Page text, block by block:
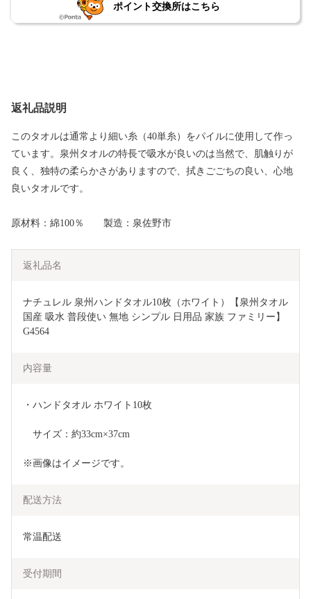
ポイント交換所はこちら
返礼品説明
このタオルは通常より細い糸（40単糸）をパイルに使用して作っ
ています。泉州タオルの特長で吸水が良いのは当然で、肌触りが
良く、独特の柔らかさがありますので、拭きごごちの良い、心地
良いタオルです。
原材料：綿100％ 製造：泉佐野市
返礼品名
ナチュレル 泉州ハンドタオル10枚（ホワイト）【泉州タオル
国産 吸水 普段使い 無地 シンプル 日用品 家族 ファミリー】
G4564
内容量
・ハンドタオル ホワイト10枚
サイズ：約33cm×37cm
※画像はイメージです。
配送方法
常温配送
受付期間